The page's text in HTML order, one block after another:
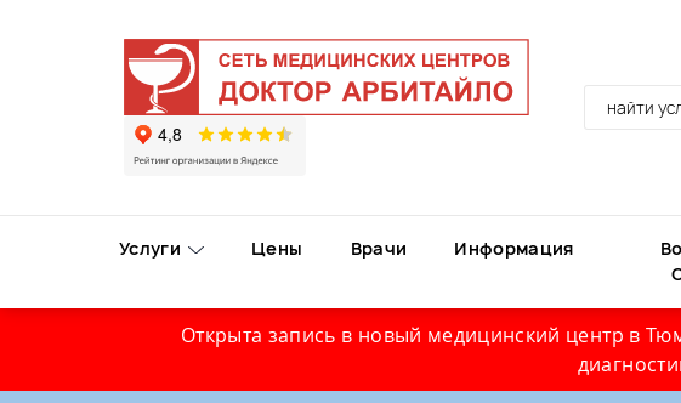
Услуги Цены Врачи Информация
Открыта запись в новый медицинский центр в